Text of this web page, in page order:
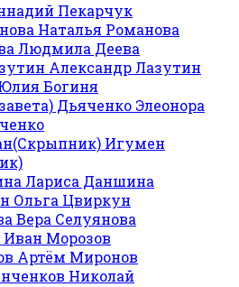
Пекарчук
Наталья Романова
Людмила Деева
Александр Лазутин
Богиня
Элеонора
Игумен
Лариса Даншина
Ольга Цвиркун
Вера Селуянова
Иван Морозов
Артём Миронов
Николай